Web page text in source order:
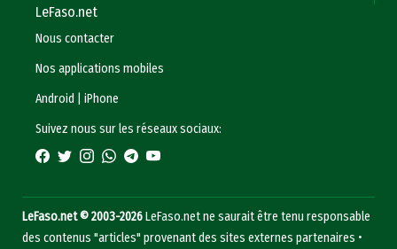
LeFaso.net
Nous contacter
Nos applications mobiles
Android
|iPhone
Suivez nous sur les réseaux sociaux:
LeFaso.net © 2003-2026LeFaso.net ne saurait être tenu responsable
des contenus "articles" provenant des sites externes partenaires •